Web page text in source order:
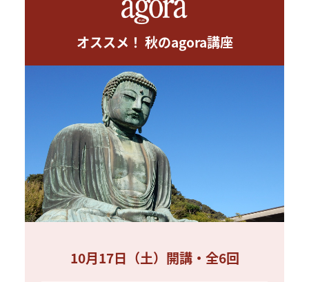
オススメ！ 秋のagora講座
10月17日（土）開講・全6回